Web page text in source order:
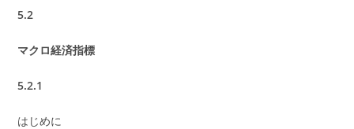
5.2
マクロ経済指標
5.2.1
はじめに